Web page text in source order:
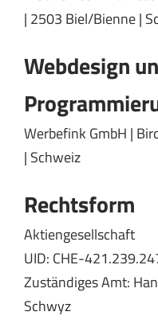
| 2503 Biel/Bienne |
Webdesign
Werbefink GmbH |
| Schweiz
Rechtsform
Aktiengesellschaft
UID: CHE-
Zuständiges Amt:
Schwyz